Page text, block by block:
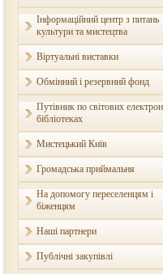
Інформаційний центр з питань
культури та мистецтва
Віртуальні виставки
Обмінний і резервний фонд
Путівник по світових
бібліотеках
Мистецький Київ
Громадська приймальня
На допомогу переселенцям і
біженцям
Наші партнери
Публічні закупівлі